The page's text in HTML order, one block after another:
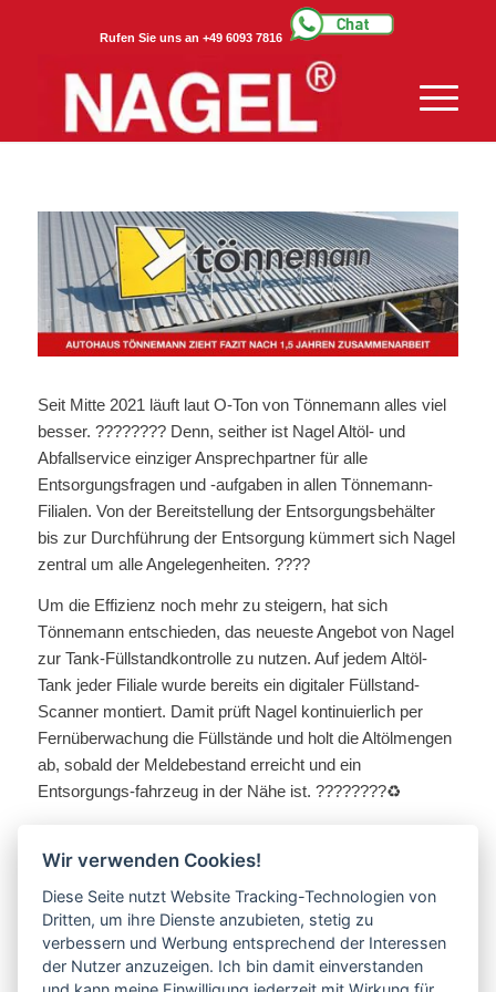
Rufen Sie uns an +49 6093 7816
Seit Mitte 2021 läuft laut O-Ton von Tönnemann alles viel
besser. ???????? Denn, seither ist Nagel Altöl- und
Abfallservice einziger Ansprechpartner für alle
Entsorgungsfragen und -aufgaben in allen Tönnemann-
Filialen. Von der Bereitstellung der Entsorgungsbehälter
bis zur Durchführung der Entsorgung kümmert sich Nagel
zentral um alle Angelegenheiten. ????
Um die Effizienz noch mehr zu steigern, hat sich
Tönnemann entschieden, das neueste Angebot von Nagel
zur Tank-Füllstandkontrolle zu nutzen. Auf jedem Altöl-
Tank jeder Filiale wurde bereits ein digitaler Füllstand-
Scanner montiert. Damit prüft Nagel kontinuierlich per
Fernüberwachung die Füllstände und holt die Altölmengen
ab, sobald der Meldebestand erreicht und ein
Entsorgungs-fahrzeug in der Nähe ist. ????????♻️
Mehr Informationen gibt’s hier
Wir verwenden Cookies!
Diese Seite nutzt Website Tracking-Technologien von
Dritten, um ihre Dienste anzubieten, stetig zu
verbessern und Werbung entsprechend der Interessen
der Nutzer anzuzeigen. Ich bin damit einverstanden